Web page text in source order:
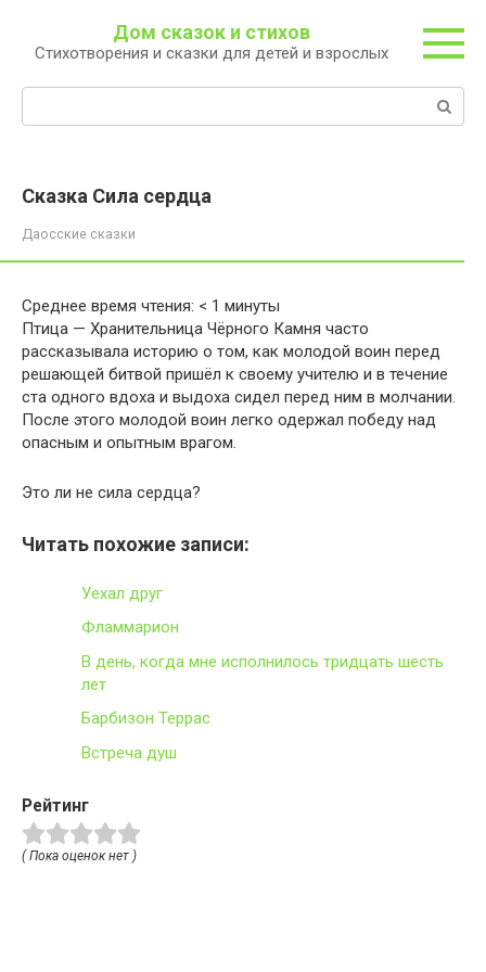
контенту
Дом сказок и стихов
Стихотворения и сказки для детей и взрослых
Сказка Сила сердца
Даосские сказки
Среднее время чтения: < 1 минуты
Птица — Хранительница Чёрного Камня часто
рассказывала историю о том, как молодой воин перед
решающей битвой пришёл к своему учителю и в течение
ста одного вдоха и выдоха сидел перед ним в молчании.
После этого молодой воин легко одержал победу над
опасным и опытным врагом.
Это ли не сила сердца?
Читать похожие записи:
Уехал друг
Фламмарион
В день, когда мне исполнилось тридцать шесть
лет
Барбизон Террас
Встреча душ
Рейтинг
( Пока оценок нет )